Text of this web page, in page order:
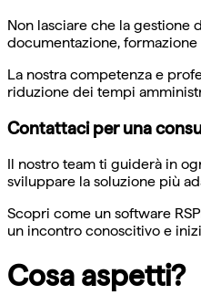
Non lasciare che la gestione
documentazione,
La nostra competenza e
riduzione dei tempi
Contattaci per una
Il nostro team ti guiderà in
sviluppare la soluzione più
Scopri come un software
un incontro conoscitivo e
Cosa aspetti?